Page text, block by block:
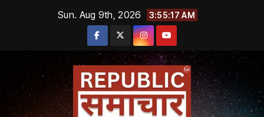
Sun. Aug 9th, 2026 3:55:18 AM